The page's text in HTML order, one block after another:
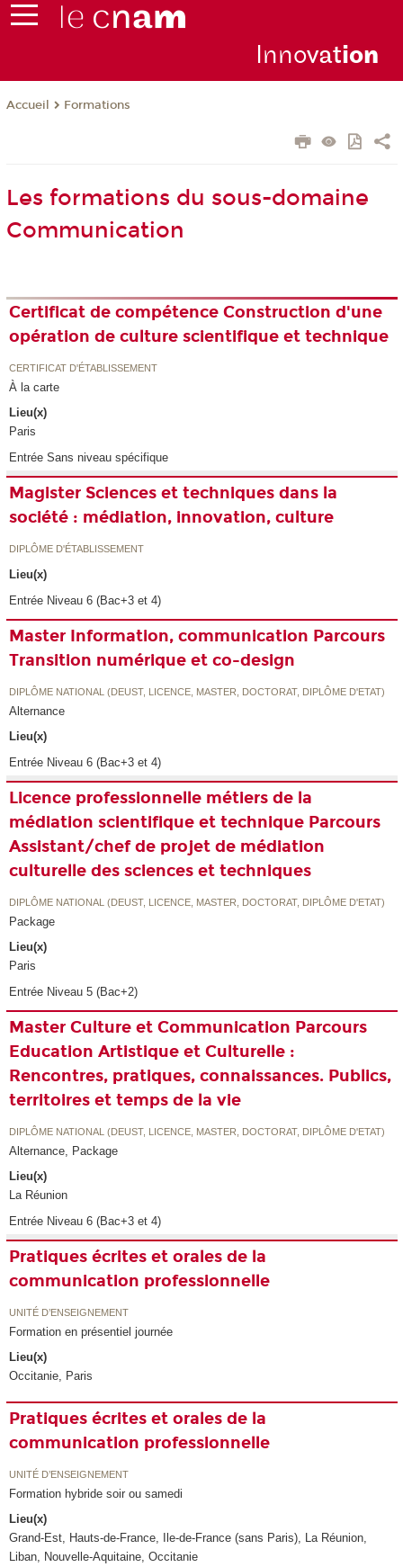
Innovation
Accueil Formations
Les formations du sous-domaine
Communication
Certificat de compétence Construction d'une
opération de culture scientifique et technique
CERTIFICAT D'ÉTABLISSEMENT
À la carte
Lieu(x)
Paris
Entrée Sans niveau spécifique
Magister Sciences et techniques dans la
société : médiation, innovation, culture
DIPLÔME D'ÉTABLISSEMENT
Lieu(x)
Entrée Niveau 6 (Bac+3 et 4)
Master Information, communication Parcours
Transition numérique et co-design
DIPLÔME NATIONAL (DEUST, LICENCE, MASTER, DOCTORAT, DIPLÔME D'ETAT)
Alternance
Lieu(x)
Entrée Niveau 6 (Bac+3 et 4)
Licence professionnelle métiers de la
médiation scientifique et technique Parcours
Assistant/chef de projet de médiation
culturelle des sciences et techniques
DIPLÔME NATIONAL (DEUST, LICENCE, MASTER, DOCTORAT, DIPLÔME D'ETAT)
Package
Lieu(x)
Paris
Entrée Niveau 5 (Bac+2)
Master Culture et Communication Parcours
Education Artistique et Culturelle :
Rencontres, pratiques, connaissances. Publics,
territoires et temps de la vie
DIPLÔME NATIONAL (DEUST, LICENCE, MASTER, DOCTORAT, DIPLÔME D'ETAT)
Alternance, Package
Lieu(x)
La Réunion
Entrée Niveau 6 (Bac+3 et 4)
Pratiques écrites et orales de la
communication professionnelle
UNITÉ D’ENSEIGNEMENT
Formation en présentiel journée
Lieu(x)
Occitanie, Paris
Pratiques écrites et orales de la
communication professionnelle
UNITÉ D’ENSEIGNEMENT
Formation hybride soir ou samedi
Lieu(x)
Grand-Est, Hauts-de-France, Ile-de-France (sans Paris), La Réunion,
Liban, Nouvelle-Aquitaine, Occitanie